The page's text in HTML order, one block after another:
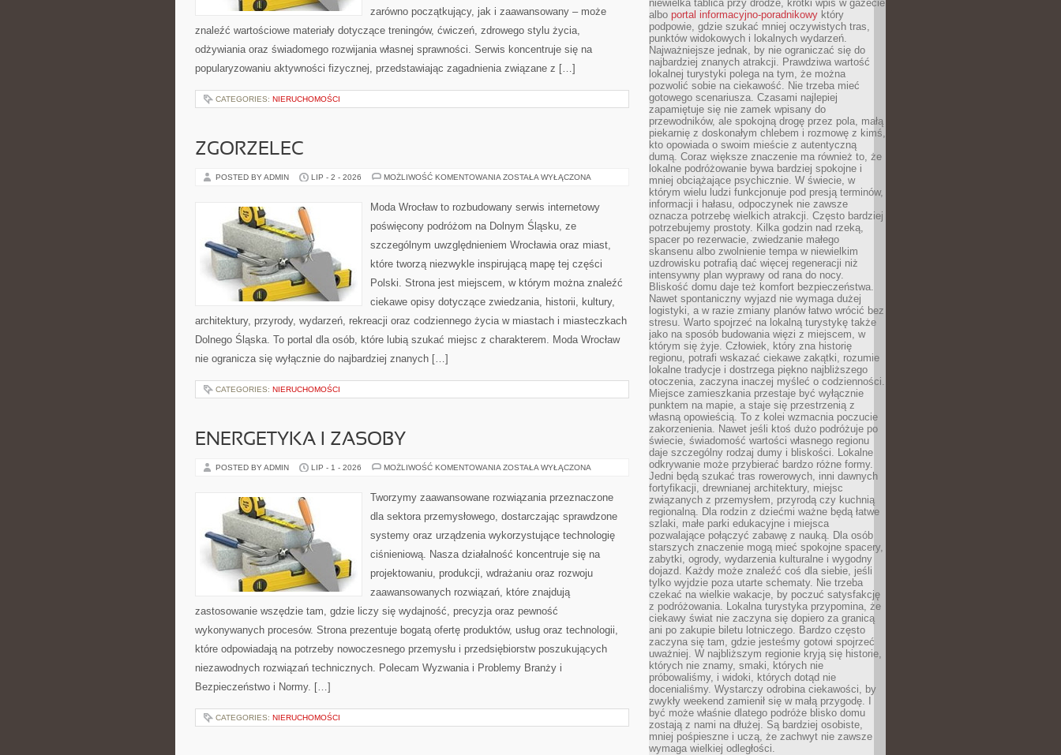
zarówno początkujący, jak i zaawansowany – może
znaleźć wartościowe materiały dotyczące treningów, ćwiczeń, zdrowego stylu życia,
odżywiania oraz świadomego rozwijania własnej sprawności. Serwis koncentruje się na
popularyzowaniu aktywności fizycznej, przedstawiając zagadnienia związane z […]
CATEGORIES: NIERUCHOMOŚCI
ZGORZELEC
POSTED BY ADMIN LIP - 2 - 2026 MOŻLIWOŚĆ KOMENTOWANIA ZGORZELEC
ZOSTAŁA WYŁĄCZONA
Moda Wrocław to rozbudowany serwis internetowy
poświęcony podróżom na Dolnym Śląsku, ze
szczególnym uwzględnieniem Wrocławia oraz miast,
które tworzą niezwykle inspirującą mapę tej części
Polski. Strona jest miejscem, w którym można znaleźć
ciekawe opisy dotyczące zwiedzania, historii, kultury,
architektury, przyrody, wydarzeń, rekreacji oraz codziennego życia w miastach i miasteczkach
Dolnego Śląska. To portal dla osób, które lubią szukać miejsc z charakterem. Moda Wrocław
nie ogranicza się wyłącznie do najbardziej znanych […]
CATEGORIES: NIERUCHOMOŚCI
ENERGETYKA I ZASOBY
POSTED BY ADMIN LIP - 1 - 2026 MOŻLIWOŚĆ KOMENTOWANIA ENERGETYKA
ZOSTAŁA WYŁĄCZONA
Tworzymy zaawansowane rozwiązania przeznaczone
dla sektora przemysłowego, dostarczając sprawdzone
systemy oraz urządzenia wykorzystujące technologię
ciśnieniową. Nasza działalność koncentruje się na
projektowaniu, produkcji, wdrażaniu oraz rozwoju
zaawansowanych rozwiązań, które znajdują
zastosowanie wszędzie tam, gdzie liczy się wydajność, precyzja oraz pewność
wykonywanych procesów. Strona prezentuje bogatą ofertę produktów, usług oraz technologii,
które odpowiadają na potrzeby nowoczesnego przemysłu i przedsiębiorstw poszukujących
niezawodnych rozwiązań technicznych. Polecam Wyzwania i Problemy Branży i
Bezpieczeństwo i Normy. […]
CATEGORIES: NIERUCHOMOŚCI
niewielka tablica przy drodze, krótki wpis w gazecie
albo portal informacyjno-poradnikowy który
podpowie, gdzie szukać mniej oczywistych tras,
punktów widokowych i lokalnych wydarzeń.
Najważniejsze jednak, by nie ograniczać się do
najbardziej znanych atrakcji. Prawdziwa wartość
lokalnej turystyki polega na tym, że można
pozwolić sobie na ciekawość. Nie trzeba mieć
gotowego scenariusza. Czasami najlepiej
zapamiętuje się nie zamek wpisany do
przewodników, ale spokojną drogę przez pola, małą
piekarnię z doskonałym chlebem i rozmowę z kimś,
kto opowiada o swoim mieście z autentyczną
dumą. Coraz większe znaczenie ma również to, że
lokalne podróżowanie bywa bardziej spokojne i
mniej obciążające psychicznie. W świecie, w
którym wielu ludzi funkcjonuje pod presją terminów,
informacji i hałasu, odpoczynek nie zawsze
oznacza potrzebę wielkich atrakcji. Często bardziej
potrzebujemy prostoty. Kilka godzin nad rzeką,
spacer po rezerwacie, zwiedzanie małego
skansenu albo zwolnienie tempa w niewielkim
uzdrowisku potrafią dać więcej regeneracji niż
intensywny plan wyprawy od rana do nocy.
Bliskość domu daje też komfort bezpieczeństwa.
Nawet spontaniczny wyjazd nie wymaga dużej
logistyki, a w razie zmiany planów łatwo wrócić bez
stresu. Warto spojrzeć na lokalną turystykę także
jako na sposób budowania więzi z miejscem, w
którym się żyje. Człowiek, który zna historię
regionu, potrafi wskazać ciekawe zakątki, rozumie
lokalne tradycje i dostrzega piękno najbliższego
otoczenia, zaczyna inaczej myśleć o codzienności.
Miejsce zamieszkania przestaje być wyłącznie
punktem na mapie, a staje się przestrzenią z
własną opowieścią. To z kolei wzmacnia poczucie
zakorzenienia. Nawet jeśli ktoś dużo podróżuje po
świecie, świadomość wartości własnego regionu
daje szczególny rodzaj dumy i bliskości. Lokalne
odkrywanie może przybierać bardzo różne formy.
Jedni będą szukać tras rowerowych, inni dawnych
fortyfikacji, drewnianej architektury, miejsc
związanych z przemysłem, przyrodą czy kuchnią
regionalną. Dla rodzin z dziećmi ważne będą łatwe
szlaki, małe parki edukacyjne i miejsca
pozwalające połączyć zabawę z nauką. Dla osób
starszych znaczenie mogą mieć spokojne spacery,
zabytki, ogrody, wydarzenia kulturalne i wygodny
dojazd. Każdy może znaleźć coś dla siebie, jeśli
tylko wyjdzie poza utarte schematy. Nie trzeba
czekać na wielkie wakacje, by poczuć satysfakcję
z podróżowania. Lokalna turystyka przypomina, że
ciekawy świat nie zaczyna się dopiero za granicą
ani po zakupie biletu lotniczego. Bardzo często
zaczyna się tam, gdzie jesteśmy gotowi spojrzeć
uważniej. W najbliższym regionie kryją się historie,
których nie znamy, smaki, których nie
próbowaliśmy, i widoki, których dotąd nie
docenialiśmy. Wystarczy odrobina ciekawości, by
zwykły weekend zamienił się w małą przygodę. I
być może właśnie dlatego podróże blisko domu
zostają z nami na dłużej. Są bardziej osobiste,
mniej pośpieszne i uczą, że zachwyt nie zawsze
wymaga wielkiej odległości.